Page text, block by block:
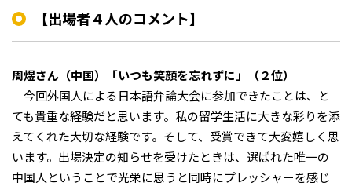
【出場者４人のコメント】
周煜さん（中国）「いつも笑顔を忘れずに」（２位）
今回外国人による日本語弁論大会に参加できたことは、と
ても貴重な経験だと思います。私の留学生活に大きな彩りを添
えてくれた大切な経験です。そして、受賞できて大変嬉しく思
います。出場決定の知らせを受けたときは、選ばれた唯一の
中国人ということで光栄に思うと同時にプレッシャーを感じ